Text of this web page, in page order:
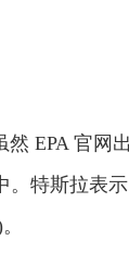
然 EPA 官网
特斯拉表